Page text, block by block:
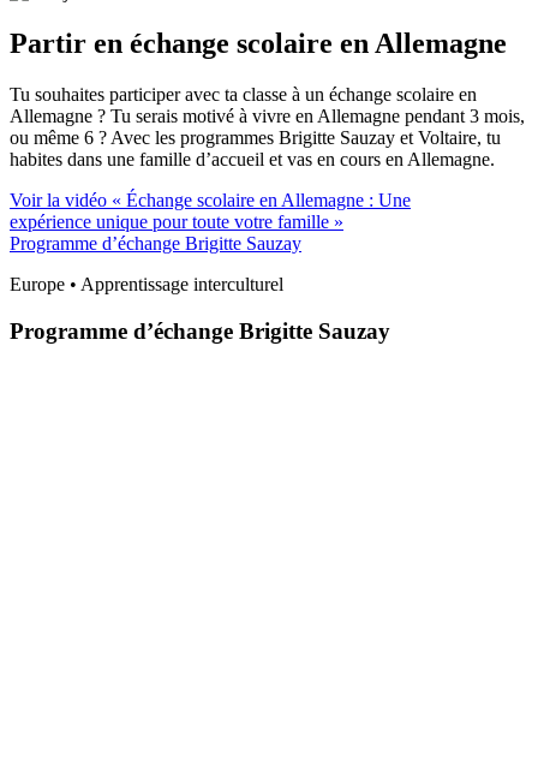
Partir en échange scolaire en Allemagne
Tu souhaites participer avec ta classe à un échange scolaire en
Allemagne ? Tu serais motivé à vivre en Allemagne pendant 3 mois,
ou même 6 ? Avec les programmes Brigitte Sauzay et Voltaire, tu
habites dans une famille d’accueil et vas en cours en Allemagne.
Voir la vidéo « Échange scolaire en Allemagne : Une
expérience unique pour toute votre famille »
Programme d’échange Brigitte Sauzay
Europe • Apprentissage interculturel
Programme d’échange Brigitte Sauzay